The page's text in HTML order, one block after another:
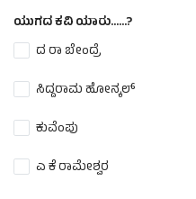
ಯುಗದ ಕವಿ ಯಾರು......?
ದ ರಾ ಬೇಂದ್ರೆ
ಸಿದ್ದರಾಮ ಹೋನ್ಕಲ್
ಕುವೆಂಪು
ಎ ಕೆ ರಾಮೇಶ್ವರ